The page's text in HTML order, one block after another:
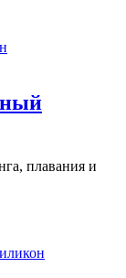
плавания и